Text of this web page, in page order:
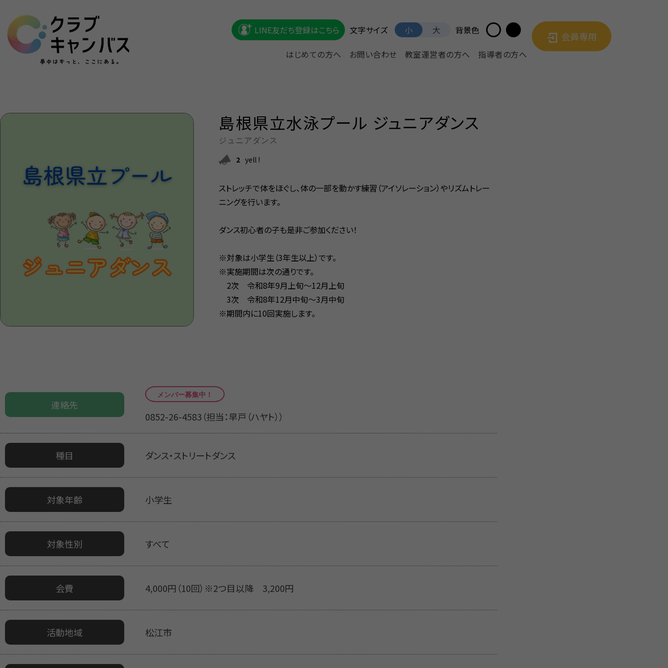
はじめての方へ お問い合わせ 教室運営者の方へ 指導者の方へ
LINE友だち登録はこちら 文字サイズ 小 大 背景色
会員専用
島根県立水泳プール ジュニアダンス
ジュニアダンス
2 yell !
ストレッチで体をほぐし、体の一部を動かす練習（アイソレーション）やリズムトレー
ニングを行います。
ダンス初心者の子も是非ご参加ください！
※対象は小学生（3年生以上）です。
※実施期間は次の通りです。
2次 令和8年9月上旬～12月上旬
3次 令和8年12月中旬～3月中旬
※期間内に10回実施します。
連絡先
0852-26-4583（担当：早戸（ハヤト））
種目 ダンス・ストリートダンス
対象年齢 小学生
対象性別 すべて
会費 4,000円（10回）※2つ目以降 3,200円
活動地域 松江市